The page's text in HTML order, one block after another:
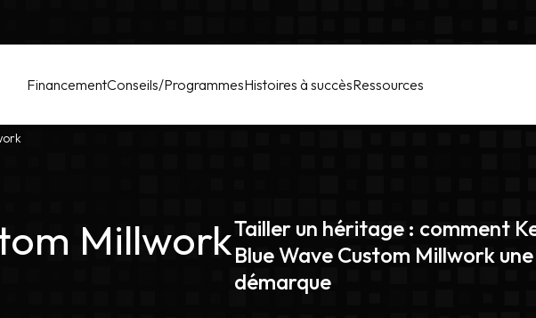
FinancementConseils/ProgrammesHistoires à succèsRessources
MillworkTailler un héritage : comment
Blue Wave Custom Millwork
démarque